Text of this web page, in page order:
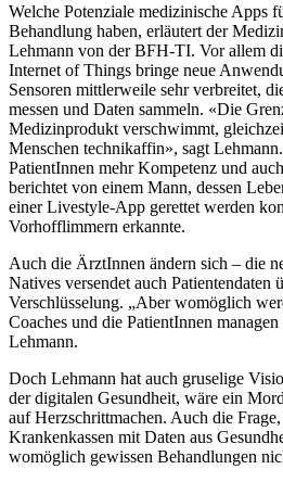
Welche Potenziale medizinische Apps
Behandlung haben, erläutert der
Lehmann von der BFH-TI. Vor allem
Internet of Things bringe neue
Sensoren mittlerweile sehr verbreitet,
messen und Daten sammeln. «Die
Medizinprodukt verschwimmt,
Menschen technikaffin», sagt
PatientInnen mehr Kompetenz und
berichtet von einem Mann, dessen
einer Livestyle-App gerettet werden
Vorhofflimmern erkannte.
Auch die ÄrztInnen ändern sich – die
Natives versendet auch Patientendaten
Verschlüsselung. „Aber womöglich
Coaches und die PatientInnen
Lehmann.
Doch Lehmann hat auch gruselige
der digitalen Gesundheit, wäre ein
auf Herzschrittmachen. Auch die
Krankenkassen mit Daten aus
womöglich gewissen Behandlungen